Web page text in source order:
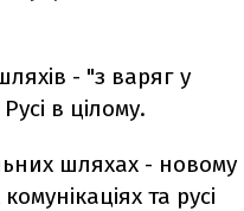
- "з варяг у
в цілому.
шляхах - новому
та русі